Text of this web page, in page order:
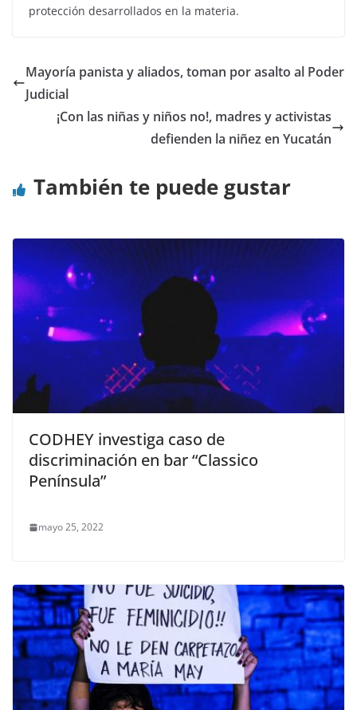
protección desarrollados en la materia.
Mayoría panista y aliados, toman por asalto al Poder
Judicial
¡Con las niñas y niños no!, madres y activistas
defienden la niñez en Yucatán
También te puede gustar
CODHEY investiga caso de
discriminación en bar “Classico
Península”
mayo 25, 2022